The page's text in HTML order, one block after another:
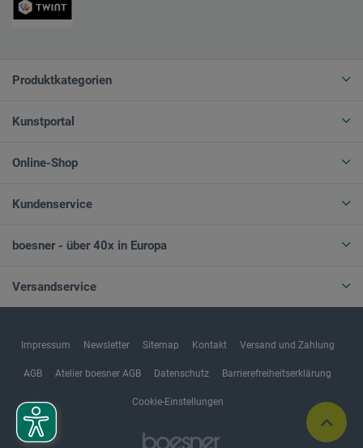
Produktkategorien
Kunstportal
Online-Shop
Kundenservice
boesner - über 40x in Europa
Versandservice
Impressum Newsletter Sitemap Kontakt Versand und Zahlung
AGB Atelier boesner AGB Datenschutz Barrierefreiheitserklärung
Cookie-Einstellungen